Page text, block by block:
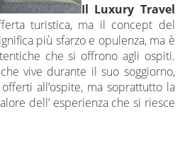
Il Luxury Travel
turistica, ma il concept del
più sfarzo e opulenza, ma è
che si offrono agli ospiti.
vive durante il suo soggiorno,
all’ospite, ma soprattutto la
dell’ esperienza che si riesce